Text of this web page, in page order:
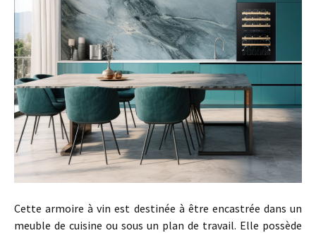
Cette armoire à vin est destinée à être encastrée dans un
meuble de cuisine ou sous un plan de travail. Elle possède